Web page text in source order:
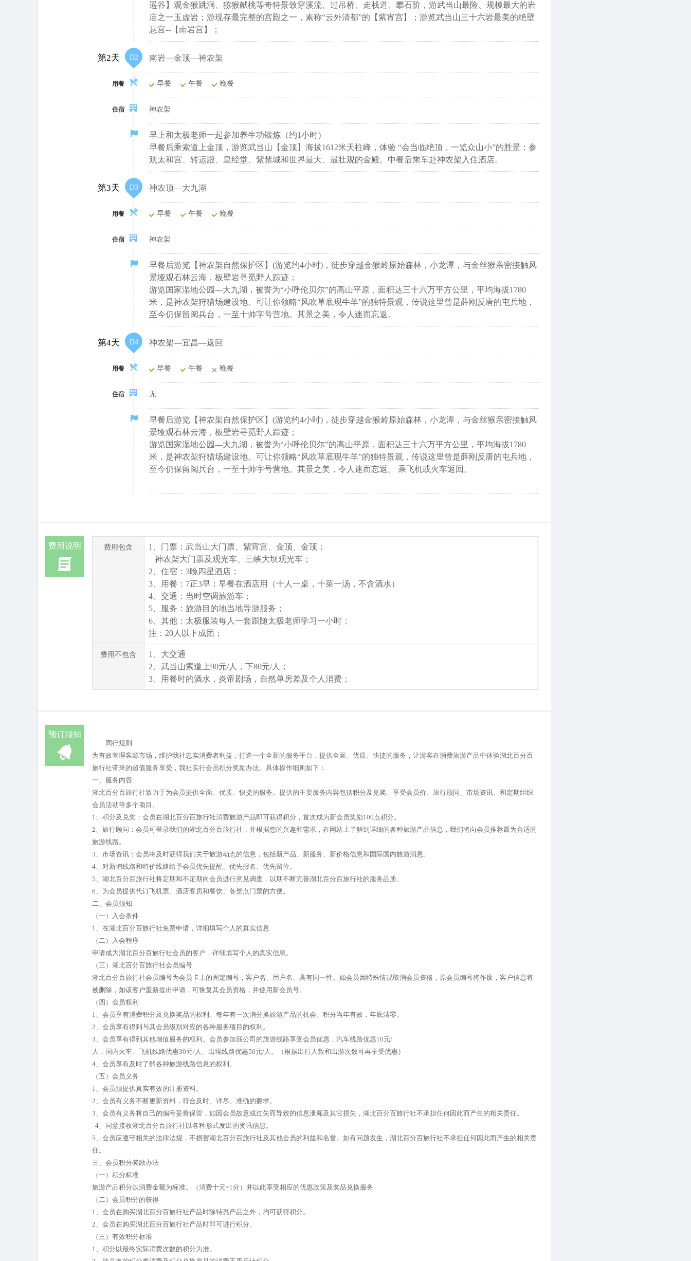
遥谷 】观金猴跳涧、猕猴献桃等奇特景致穿溪流、过吊桥、走栈道、攀石阶，游武当山最险、规模最大的岩
庙之一玉虚岩；游现存最完整的宫殿之一，素称“云外清都”的【紫宵宫 】；游览武当山三十六岩最美的绝壁
悬宫--【南岩宫 】；
第2天 D2 南岩—金顶—神农架
用餐 早餐 午餐 晚餐
住宿 神农架
早上和太极老师一起参加养生功锻炼（约1小时）
早餐后乘索道上金顶，游览武当山【金顶 】海拔1612米天柱峰，体验 “会当临绝顶，一览众山小”的胜景；参
观太和宫、转运殿、皇经堂、紫禁城和世界最大、最壮观的金殿。中餐后乘车赴神农架入住酒店。
第3天 D3 神农顶—大九湖
用餐 早餐 午餐 晚餐
住宿 神农架
早餐后游览【神农架自然保护区 】(游览约4小时)，徒步穿越金猴岭原始森林，小龙潭，与金丝猴亲密接触风
景垭观石林云海，板壁岩寻觅野人踪迹；
游览国家湿地公园---大九湖，被誉为“小呼伦贝尔”的高山平原，面积达三十六万平方公里，平均海拔1780
米，是神农架狩猎场建设地。可让你领略“风吹草底现牛羊”的独特景观，传说这里曾是薛刚反唐的屯兵地，
至今仍保留阅兵台，一至十帅字号营地。其景之美，令人迷而忘返。
第4天 D4 神农架—宜昌—返回
用餐 早餐 午餐 晚餐
住宿 无
早餐后游览【神农架自然保护区 】(游览约4小时)，徒步穿越金猴岭原始森林，小龙潭，与金丝猴亲密接触风
景垭观石林云海，板壁岩寻觅野人踪迹；
游览国家湿地公园---大九湖，被誉为“小呼伦贝尔”的高山平原，面积达三十六万平方公里，平均海拔1780
米，是神农架狩猎场建设地。可让你领略“风吹草底现牛羊”的独特景观，传说这里曾是薛刚反唐的屯兵地，
至今仍保留阅兵台，一至十帅字号营地。其景之美，令人迷而忘返。 乘飞机或火车返回。
费用说明 费用包含
1、门票：武当山大门票、紫宵宫、金顶、金顶；
神农架大门票及观光车、三峡大坝观光车；
2、住宿：3晚四星酒店；
3、用餐：7正3早；早餐在酒店用（十人一桌，十菜一汤，不含酒水）
4、交通：当时空调旅游车；
5、服务：旅游目的地当地导游服务；
6、其他：太极服装每人一套跟随太极老师学习一小时；
注：20人以下成团；
费用不包含
1、大交通
2、武当山索道上90元/人，下80元/人；
3、
用餐时的酒水，炎帝剧场，自然单房差及个人消费；
预订须知
同行规则
为有效管理客源市场，维护我社忠实消费者利益，打造一个全新的服务平台，提供全面、优质、快捷的服务，让游客在消费旅游产品中体验湖北百分百
旅行社带来的超值服务享受，我社实行会员积分奖励办法。具体操作细则如下：
一、服务内容:
湖北百分百旅行社致力于为会员提供全面、优质、快捷的服务。提供的主要服务内容包括积分及兑奖、享受会员价、旅行顾问、市场资讯、和定期组织
会员活动等多个项目。
1、积分及兑奖：会员在湖北百分百旅行社消费旅游产品即可获得积分，首次成为新会员奖励100点积分。
2、旅行顾问：会员可登录我们的湖北百分百旅行社，并根据您的兴趣和需求，在网站上了解到详细的各种旅游产品信息，我们将向会员推荐最为合适的
旅游线路。
3、市场资讯：会员将及时获得我们关于旅游动态的信息，包括新产品、新服务、新价格信息和国际国内旅游消息。
4、对新增线路和特价线路给予会员优先提醒、优先报名、优先留位。
5、湖北百分百旅行社将定期和不定期向会员进行意见调查，以期不断完善湖北百分百旅行社的服务品质。
6、为会员提供代订飞机票、酒店客房和餐饮、各景点门票的方便。
二、会员须知
（一）入会条件
1、在湖北百分百旅行社免费申请，详细填写个人的真实信息
（二）入会程序
申请成为湖北百分百旅行社会员的客户，详细填写个人的真实信息。
（三）湖北百分百旅行社会员编号
湖北百分百旅行社会员编号为会员卡上的固定编号，客户名、用户名、具有同一性。如会员因特殊情况取消会员资格，原会员编号将作废，客户信息将
被删除，如该客户重新提出申请，可恢复其会员资格，并使用新会员号。
（四）会员权利
1、会员享有消费积分及兑换奖品的权利。每年有一次消分换旅游产品的机会。积分当年有效，年底清零。
2、会员享有得到与其会员级别对应的各种服务项目的权利。
3、会员享有得到其他增值服务的权利。会员参加我公司的旅游线路享受会员优惠，汽车线路优惠10元/
人，国内火车、飞机线路优惠30元/人、出境线路优惠50元/人。（根据出行人数和出游次数可再享受优惠）
4、会员享有及时了解各种旅游线路信息的权利。
（五）会员义务
1、会员须提供真实有效的注册资料。
2、会员有义务不断更新资料，符合及时、详尽、准确的要求。
3、会员有义务将自己的编号妥善保管，如因会员故意或过失而导致的信息泄漏及其它损失，湖北百分百旅行社不承担任何因此而产生的相关责任。
4、同意接收湖北百分百旅行社以各种形式发出的资讯信息。
5、会员应遵守相关的法律法规，不损害湖北百分百旅行社及其他会员的利益和名誉。如有问题发生，湖北百分百旅行社不承担任何因此而产生的相关责
任。
三、会员积分奖励办法
（一）积分标准
旅游产品积分以消费金额为标准。（消费十元=1分）并以此享受相应的优惠政策及奖品兑换服务
（二）会员积分的获得
1、会员在购买湖北百分百旅行社产品时除特惠产品之外，均可获得积分。
2、会员在购买湖北百分百旅行社产品时即可进行积分。
（三）有效积分标准
1、积分以最终实际消费次数的积分为准。